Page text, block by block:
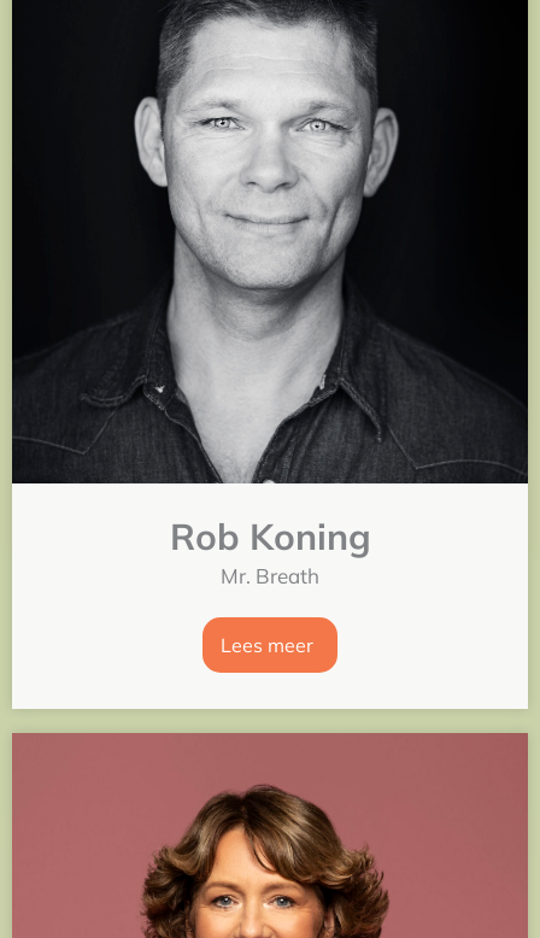
Rob Koning
Mr. Breath
Lees meer